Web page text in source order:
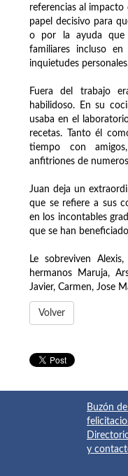
referencias al impacto
papel decisivo para
o por la ayuda que
familiares incluso
inquietudes
Fuera del trabajo
habilidoso. En su
usaba en el
recetas. Tanto él
tiempo con
anfitriones de
Juan deja un
que se refiere a sus
en los incontables
que se han
Le sobreviven
hermanos Maruja,
Javier, Carmen, Jose
Volver
Buzón
y